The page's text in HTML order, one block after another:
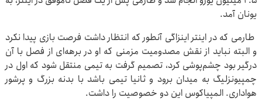
یونان آمد.‏
‏ طارمی که در اینتر اینزاگی آنطور که انتظار داشت فرصت بازی پیدا ‌‏نکرد
و البته نباید از نقش مصدومیت مزمنی که او در برهه‌ای از فصل ‌‏با آن
درگیر بود چشم‌پوشی کرد، تصمیم گرفت به تیمی منتقل شود ‌‏که اول در
چمپیونزلیگ به میدان برود و ثانیا تیمی باشد با بدنه بزرگ ‌‏و پرشور
هواداری. المپیاکوس این دو خصوصیت را داشت. ‏